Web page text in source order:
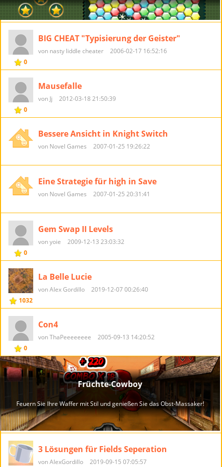
0
BIG CHEAT "Typisierung der Geister"
von nasty liddle cheater 2006-02-17 16:52:16
0
Mausefalle
von Jj 2012-03-18 21:50:39
Bessere Ansicht in Knight Switch
von Novel Games 2007-01-25 19:26:22
Eine Strategie für high in Save
von Novel Games 2007-01-25 20:31:41
0
Gem Swap II Levels
von yoie 2009-12-13 23:03:32
1032
La Belle Lucie
von Alex Gordillo 2019-12-07 00:26:40
0
Con4
von ThaPeeeeeeee 2005-09-13 14:20:52
3 Lösungen für Fields Seperation
von AlexGordillo 2019-09-15 07:05:57